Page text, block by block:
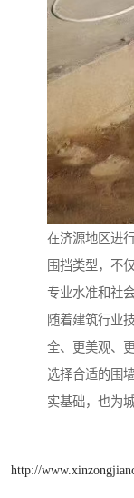
在济源地区进
围挡类型，不
专业水准和社
随着建筑行业
全、更美观、
选择合适的围
实基础，也为
http://